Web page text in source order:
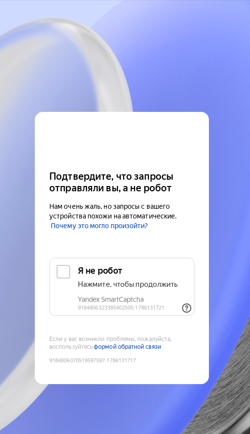
Подтвердите, что запросы
отправляли вы, а не робот
Нам очень жаль, но запросы с вашего
устройства похожи на автоматические.
Почему это могло произойти?
Если у вас возникли проблемы, пожалуйста,
воспользуйтесьформой обратной связи
9184806070519597597:1786131717